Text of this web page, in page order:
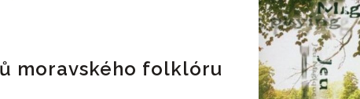
moravského folklóru